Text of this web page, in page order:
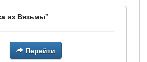
из Вязьмы"
Перейти